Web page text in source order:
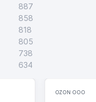
887
858
818
805
738
634
OZON ООО